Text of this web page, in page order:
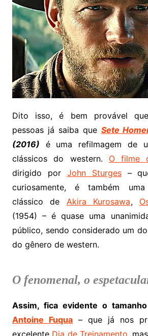
Dito isso, é bem provável
pessoas já saiba que Sete
(2016) é uma refilmagem de
clássicos do western. O filme
dirigido por John Sturges–
curiosamente, é também
clássico de Akira Kurosawa,
(1954) – é quase uma
público, sendo considerado um
do gênero de western.
O fenomenal, o
Assim, fica evidente o
Antoine Fuqua– que já nos
excelente Dia de Treinamento,